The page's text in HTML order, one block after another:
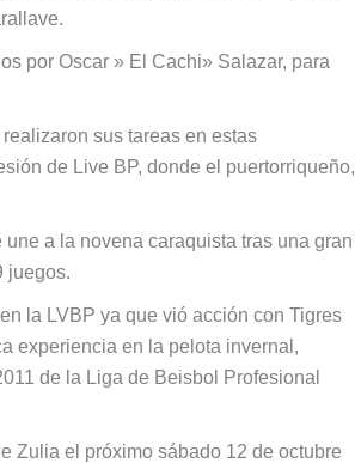
por Oscar » El Cachi» Salazar, para
sus tareas en estas
de Live BP, donde el puertorriqueño,
a la novena caraquista tras una gran
juegos.
la LVBP ya que vió acción con Tigres
experiencia en la pelota invernal,
de la Liga de Beisbol Profesional
Zulia el próximo sábado 12 de octubre